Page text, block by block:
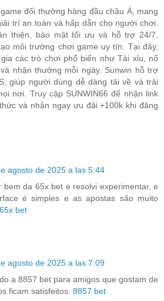
đổi thưởng hàng đầu châu Á, mang
trí an toàn và hấp dẫn cho người chơi.
thiện, bảo mật tối ưu và hỗ trợ 24/7,
môi trường chơi game uy tín. Tại đây,
các trò chơi phổ biến như Tài xỉu, nổ
nhận thưởng mỗi ngày. Sunwin hỗ trợ
giúp người dùng dễ dàng tải về và trải
nơi. Truy cập SUNWIN66 để nhận link
và nhận ngay ưu đãi +100k khi đăng
agosto de 2025 a las 5:44
bem da 65x bet e resolvi experimentar, e
é simples e as apostas são muito
65x bet
agosto de 2025 a las 7:09
a 8857 bet para amigos que gostam de
ficam satisfeitos. 8857 bet